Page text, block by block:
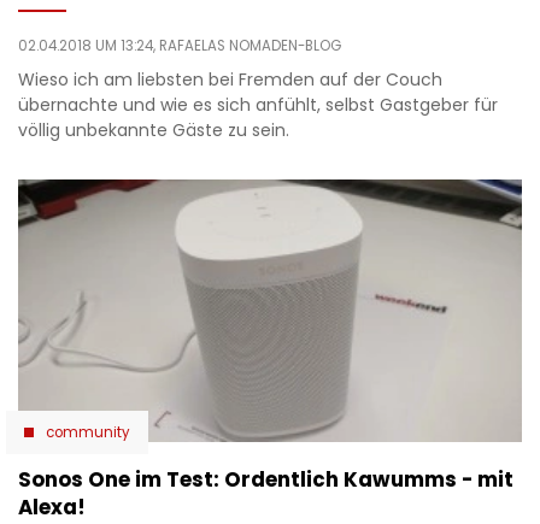
02.04.2018 UM 13:24, RAFAELAS NOMADEN-BLOG
Wieso ich am liebsten bei Fremden auf der Couch
übernachte und wie es sich anfühlt, selbst Gastgeber für
völlig unbekannte Gäste zu sein.
community
Sonos One im Test: Ordentlich Kawumms - mit
Alexa!